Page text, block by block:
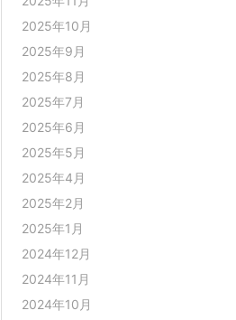
2025年10月
2025年9月
2025年8月
2025年7月
2025年6月
2025年5月
2025年4月
2025年2月
2025年1月
2024年12月
2024年11月
2024年10月